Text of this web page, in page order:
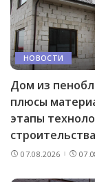
НОВОСТИ
Дом из
плюсы
этапы
строительства
07.08.2026